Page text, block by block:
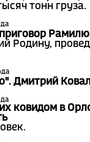
тонн груза.
Родину,
Дмитрий
ковидом в